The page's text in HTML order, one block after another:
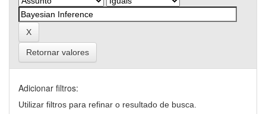
Retornar valores
Adicionar filtros:
Utilizar filtros para refinar o resultado de busca.